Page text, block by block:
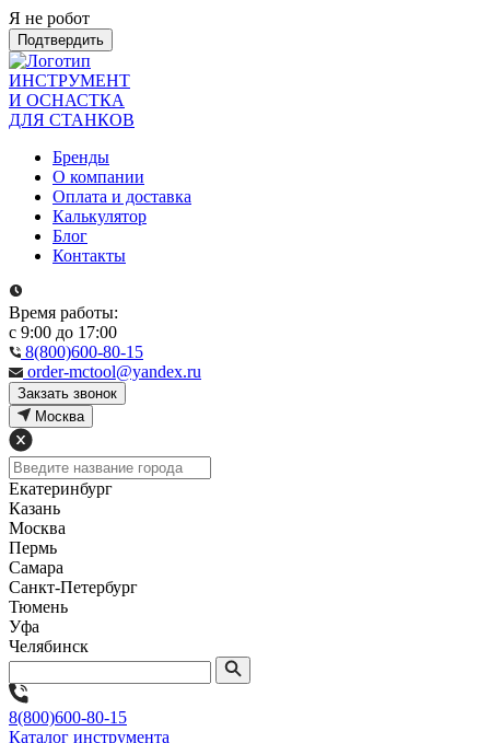
Я не робот
Подтвердить
ИНСТРУМЕНТ
И ОСНАСТКА
ДЛЯ СТАНКОВ
Бренды
О компании
Оплата и доставка
Калькулятор
Блог
Контакты
Время работы:
с 9:00 до 17:00
8(800)600-80-15
order-mctool@yandex.ru
Закзать звонок
Москва
Екатеринбург
Казань
Москва
Пермь
Самара
Санкт-Петербург
Тюмень
Уфа
Челябинск
8(800)600-80-15
Каталог инструмента